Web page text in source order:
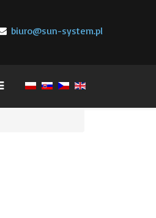
biuro@sun-system.pl